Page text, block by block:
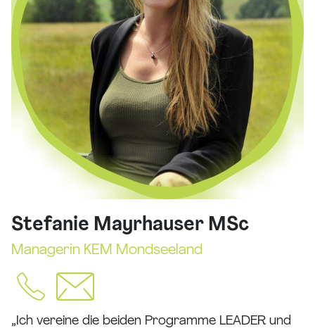
Stefanie Mayrhauser MSc
Managerin KEM Mondseeland
„Ich vereine die beiden Programme LEADER und